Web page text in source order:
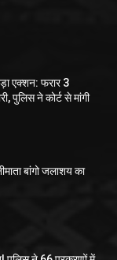
एक्शन: फरार 3
पुलिस ने कोर्ट से मांगी
बांगो जलाशय का